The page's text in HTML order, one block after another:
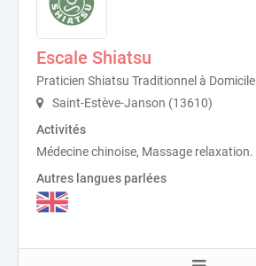
Escale Shiatsu
Praticien Shiatsu Traditionnel à Domicile
Saint-Estève-Janson (13610)
Activités
Médecine chinoise, Massage relaxation.
Autres langues parlées